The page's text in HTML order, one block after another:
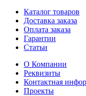
Каталог товаров
Доставка заказа
Оплата заказа
Гарантии
Статьи
О Компании
Реквизиты
Контактная
Проекты